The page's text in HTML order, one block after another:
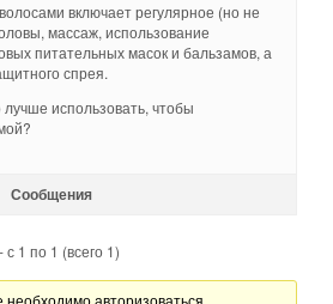
включает регулярное (но не
массаж, использование
питательных масок и бальзамов, а
спрея.
использовать, чтобы
Сообщения
1 по 1 (всего 1)
авторизоваться.